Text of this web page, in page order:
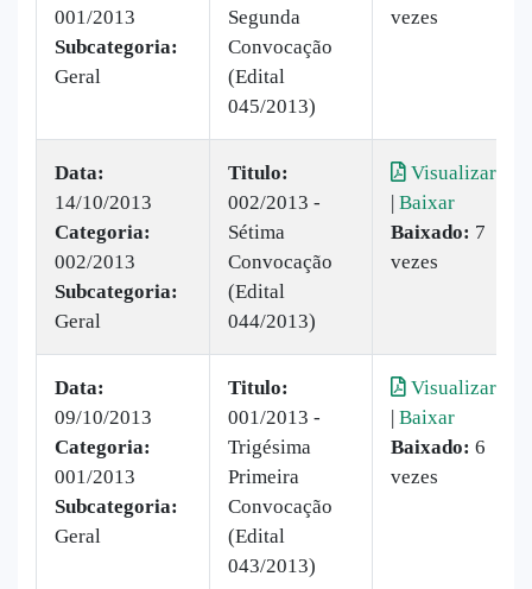
001/2013
Subcategoria:
Geral
Segunda
Convocação
(Edital
045/2013)
vezes
Data:
14/10/2013
Categoria:
002/2013
Subcategoria:
Geral
Titulo:
002/2013 -
Sétima
Convocação
(Edital
044/2013)
Visualizar
| Baixar
Baixado: 7
vezes
Data:
09/10/2013
Categoria:
001/2013
Subcategoria:
Geral
Titulo:
001/2013 -
Trigésima
Primeira
Convocação
(Edital
043/2013)
Visualizar
| Baixar
Baixado: 6
vezes